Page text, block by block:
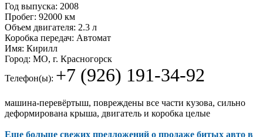
Год выпуска: 2008
Пробег: 92000 км
Объем двигателя: 2.3 л
Коробка передач: Автомат
Имя: Кирилл
Город: МО, г. Красногорск
Телефон(ы): +7 (926) 191-34-92
машина-перевёртыш, повреждены все части кузова, сильно
деформирована крыша, двигатель и коробка целые
Еще больше свежих предложений о продаже битых авто в